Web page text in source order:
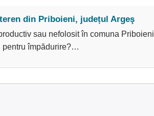
din Priboieni, județul Argeş
sau nefolosit în comuna
pentru împădurire?…